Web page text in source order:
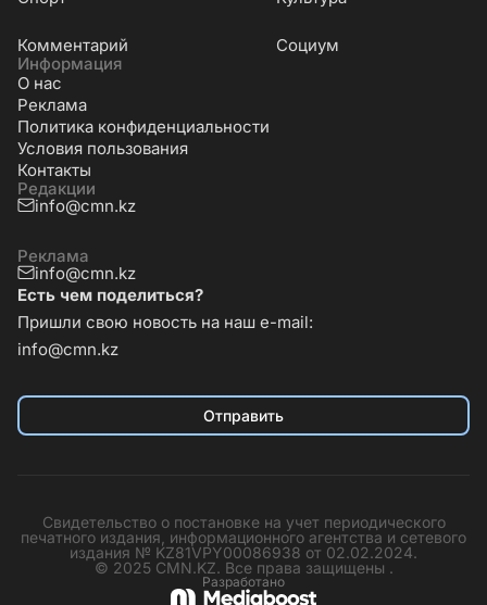
Комментарий
Социум
Информация
О нас
Реклама
Политика конфиденциальности
Условия пользования
Контакты
Редакции
info@cmn.kz
Реклама
info@cmn.kz
Есть чем поделиться?
Пришли свою новость на наш e-mail:
info@cmn.kz
Отправить
Свидетельство о постановке на учет периодического
печатного издания, информационного агентства и сетевого
издания № KZ81VPY00086938 от 02.02.2024.
© 2025 CMN.KZ. Все права защищены .
Разработано